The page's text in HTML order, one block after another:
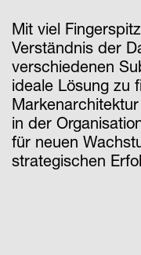
Mit viel
Verständnis der
verschiedenen
ideale Lösung zu
in der
für neuen
strategischen